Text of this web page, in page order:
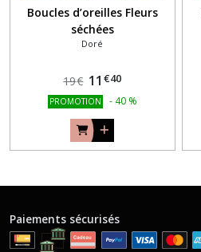
Boucles d’oreilles Fleurs
séchées
Doré
19€ 11 €40
PROMOTION - 40 %
Paiements sécurisés